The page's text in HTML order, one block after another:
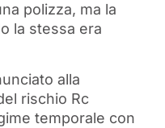
polizza, ma la
la stessa era
alla
rischio Rc
temporale con